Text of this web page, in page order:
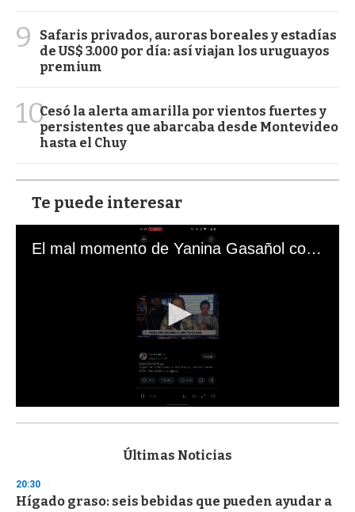
9
Safaris privados, auroras boreales y estadías
de US$ 3.000 por día: así viajan los uruguayos
premium
10Cesó la alerta amarilla por vientos fuertes y
persistentes que abarcaba desde Montevideo
hasta el Chuy
Te puede interesar
El mal momento de Yanina Gasañol con un hincha argentino en "Subrayado"
s
d
s
Últimas Noticias
20:30
Hígado graso: seis bebidas que pueden ayudar a